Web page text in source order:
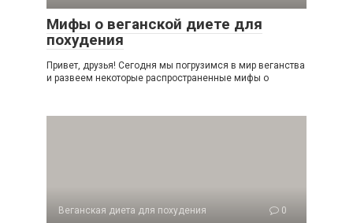
Мифы о веганской диете для
похудения
Привет, друзья! Сегодня мы погрузимся в мир веганства
и развеем некоторые распространенные мифы о
Веганская диета для похудения 0